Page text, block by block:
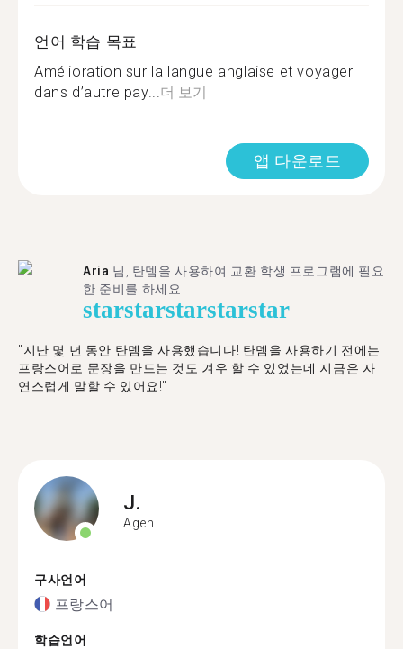
언어 학습 목표
Amélioration sur la langue anglaise et voyager
dans d’autre pay...더 보기
앱 다운로드
Aria 님, 탄뎀을 사용하여 교환 학생 프로그램에 필요
한 준비를 하세요.
starstarstarstarstar
"​​지난 몇 년 동안 탄뎀을 사용했습니다! 탄뎀을 사용하기 전에는
프랑스어로 문장을 만드는 것도 겨우 할 수 있었는데 지금은 자
연스럽게 말할 수 있어요!"
J.
Agen
구사언어
프랑스어
학습언어